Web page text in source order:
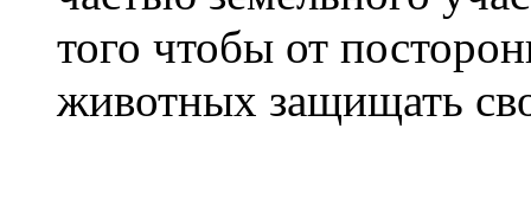
того чтобы от
животных защищать